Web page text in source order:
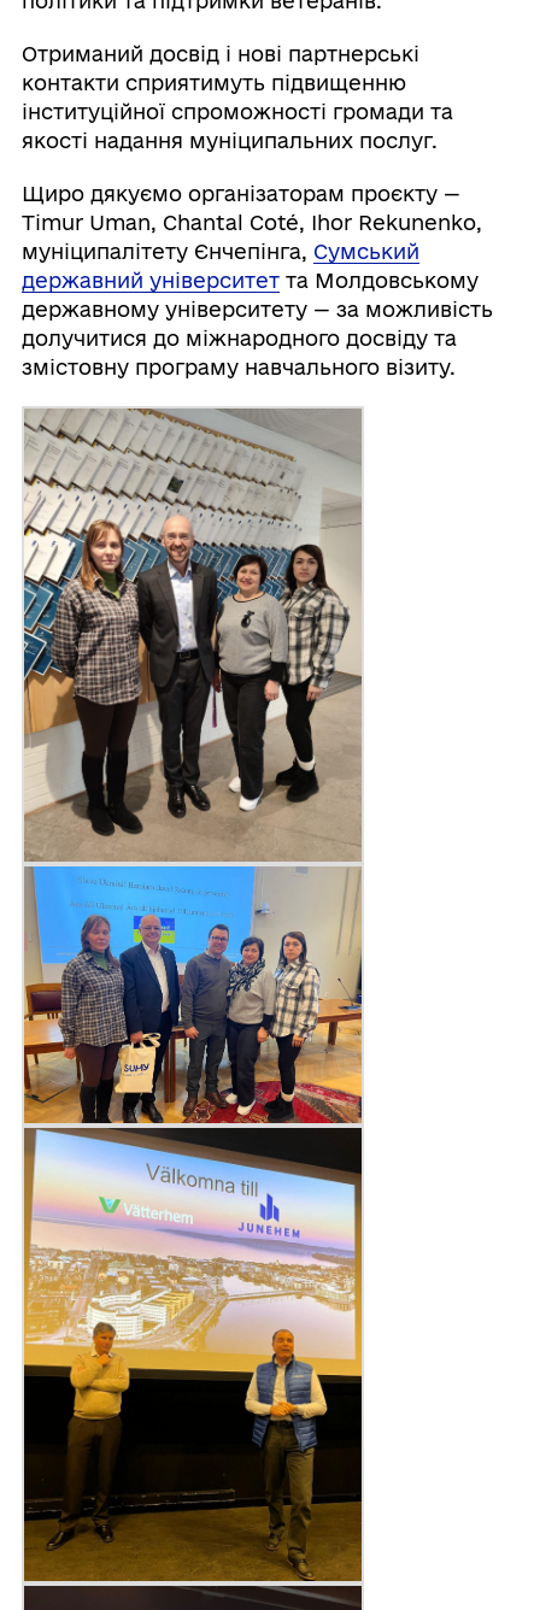
Отриманий досвід і нові партнерські
контакти сприятимуть підвищенню
інституційної спроможності громади та
якості надання муніципальних послуг.
Щиро дякуємо організаторам проєкту —
Timur Uman, Chantal Coté, Ihor Rekunenko,
муніципалітету Єнчепінга, Сумський
державний університетта Молдовському
державному університету — за можливість
долучитися до міжнародного досвіду та
змістовну програму навчального візиту.